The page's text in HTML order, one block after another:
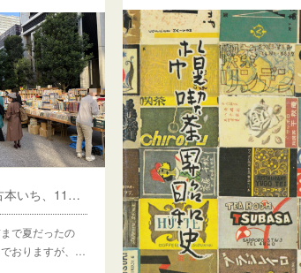
12月の浦和宿古本いち、11日(木)～開催予定
で夏だったの
おりますが、…